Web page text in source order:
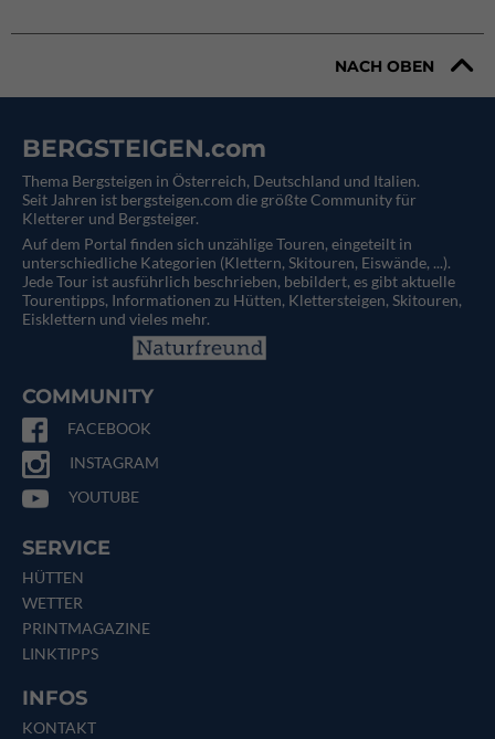
NACH OBEN
BERGSTEIGEN.com
Thema Bergsteigen in Österreich, Deutschland und Italien.
Seit Jahren ist bergsteigen.com die größte Community für
Kletterer und Bergsteiger.
Auf dem Portal finden sich unzählige Touren, eingeteilt in
unterschiedliche Kategorien (Klettern, Skitouren, Eiswände, ...).
Jede Tour ist ausführlich beschrieben, bebildert, es gibt aktuelle
Tourentipps, Informationen zu Hütten, Klettersteigen, Skitouren,
Eisklettern und vieles mehr.
COMMUNITY
FACEBOOK
INSTAGRAM
YOUTUBE
SERVICE
HÜTTEN
WETTER
PRINTMAGAZINE
LINKTIPPS
INFOS
KONTAKT